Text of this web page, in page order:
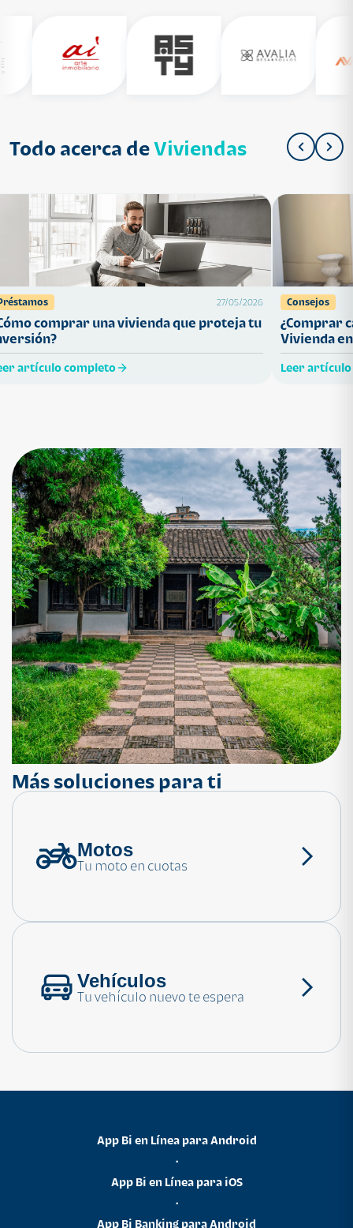
Todo acerca deViviendas
27/05/2026
comprar una vivienda que proteja tu
artículo completo
Consejos
¿Comprar
Vivienda
Leer
¿Necesitas ayuda?
Más soluciones para ti
Motos
Tu moto en cuotas
Vehículos
Tu vehículo nuevo te espera
App Bi en Línea para Android
•
App Bi en Línea para iOS
•
App Bi Banking para Android